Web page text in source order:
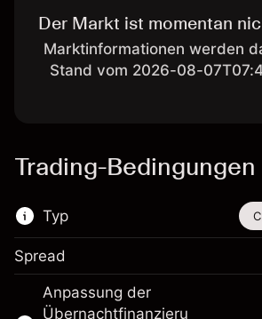
Der Markt ist momentan
Marktinformationen werden
Stand vom 2026-08-
Trading-Bedingungen
Typ
Dieses Finanzinstrument steht
über CFDs und Knock-outs zur
Spread
Anpassung der
Übernachtfinanzieru